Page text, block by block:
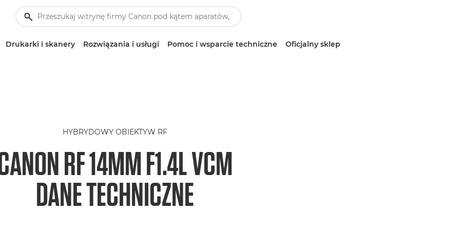
Drukarki i skanery Rozwiązania i usługi Pomoc i wsparcie techniczne Oficjalny sklep
HYBRYDOWY OBIEKTYW RF
RF 14MM F1.4L VCM
DANE TECHNICZNE